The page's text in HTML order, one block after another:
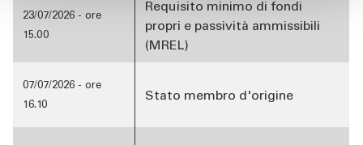
23/07/2026 - ore
15.00
Requisito minimo di fondi
propri e passività ammissibili
(MREL)
07/07/2026 - ore
16.10
Stato membro d'origine